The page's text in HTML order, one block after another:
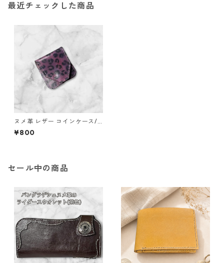
最近チェックした商品
ヌメ革 レザー コインケース/
ヒョウ柄 手染め
¥800
セール中の商品